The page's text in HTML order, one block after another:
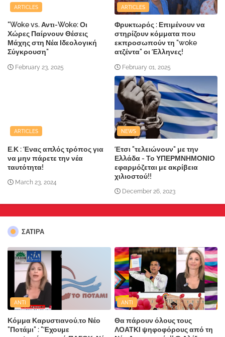
ARTICLES
"Woke vs. Αντι-Woke: Οι
Χώρες Παίρνουν Θέσεις
Μάχης στη Νέα Ιδεολογική
Σύγκρουση"
February 23, 2025
ARTICLES
Φρυκτωρός : Επιμένουν να
στηρίζουν κόμματα που
εκπροσωπούν τη "woke
ατζέντα" οι Έλληνες!
February 01, 2025
ARTICLES
Ε.Κ : Ένας απλός τρόπος για
να μην πάρετε την νέα
ταυτότητα!
March 23, 2024
NEWS
Έτσι "τελειώνουν" με την
Ελλάδα - Το ΥΠΕΡΜΝΗΜΟΝΙΟ
εφαρμόζεται με ακρίβεια
χιλιοστού!!
December 26, 2023
ΣΑΤΙΡΑ
ANTI
Κόμμα Καρυστιανού,το Νέο
"Ποτάμι" : "Έχουμε
ANTI
Θα πάρουν όλους τους
ΛΟΑΤΚΙ ψηφοφόρους από τη